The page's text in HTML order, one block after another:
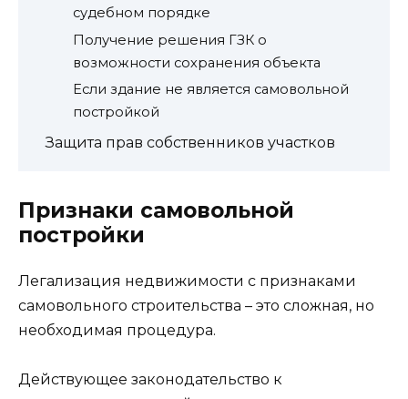
судебном порядке
Получение решения ГЗК о
возможности сохранения объекта
Если здание не является самовольной
постройкой
Защита прав собственников участков
Признаки самовольной
постройки
Легализация недвижимости с признаками
самовольного строительства – это сложная, но
необходимая процедура.
Действующее законодательство к